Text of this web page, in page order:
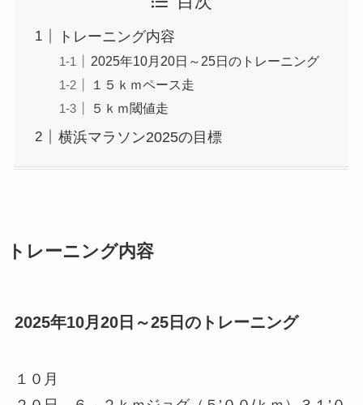
トレーニング内容
2025年10月20日～25日のトレーニング
１５ｋｍペース走
５ｋｍ閾値走
横浜マラソン2025の目標
トレーニング内容
2025年10月20日～25日のトレーニング
１０月